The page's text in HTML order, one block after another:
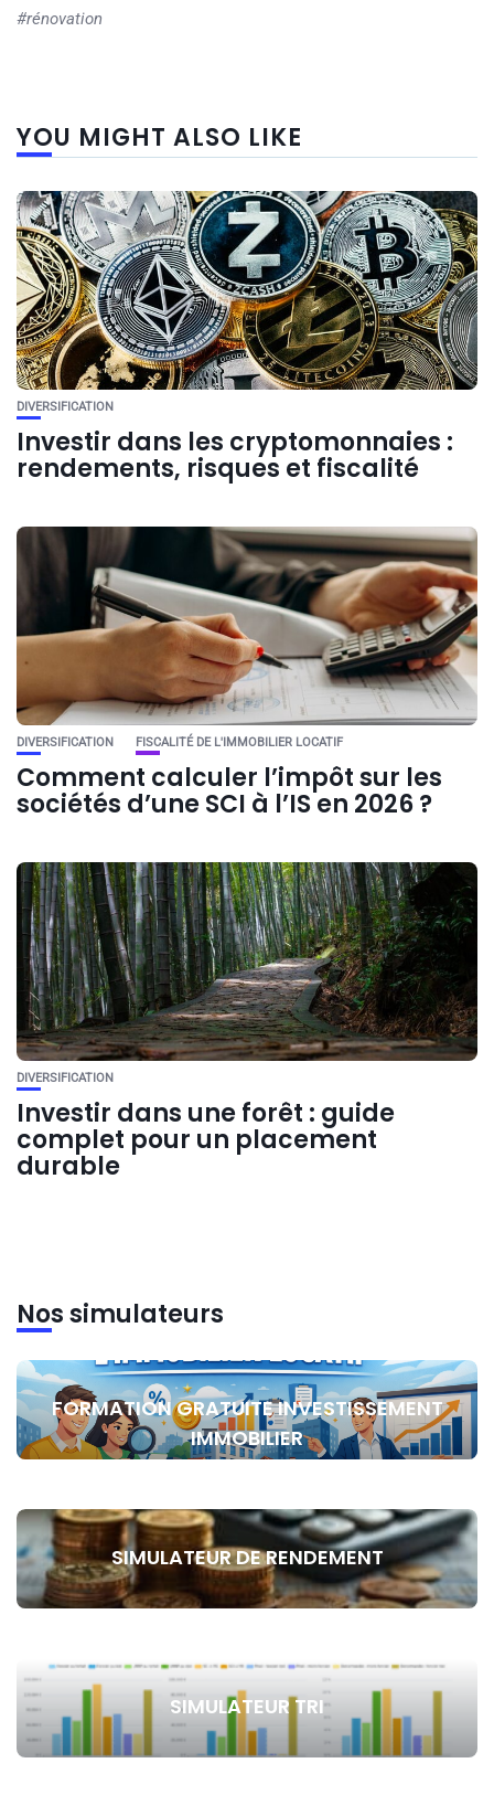
#rénovation
YOU MIGHT ALSO LIKE
DIVERSIFICATION
Investir dans les cryptomonnaies :
rendements, risques et fiscalité
DIVERSIFICATION FISCALITÉ DE L'IMMOBILIER LOCATIF
Comment calculer l’impôt sur les
sociétés d’une SCI à l’IS en 2026 ?
DIVERSIFICATION
Investir dans une forêt : guide
complet pour un placement
durable
Nos simulateurs
FORMATION GRATUITE INVESTISSEMENT
IMMOBILIER
SIMULATEUR DE RENDEMENT
SIMULATEUR TRI